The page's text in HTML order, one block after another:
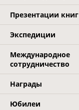
Презентации книг
Экспедиции
Международное
сотрудничество
Награды
Юбилеи